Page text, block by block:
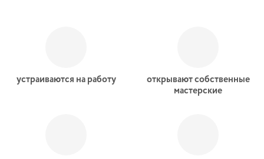
устраиваются на работу
открывают собственные
мастерские